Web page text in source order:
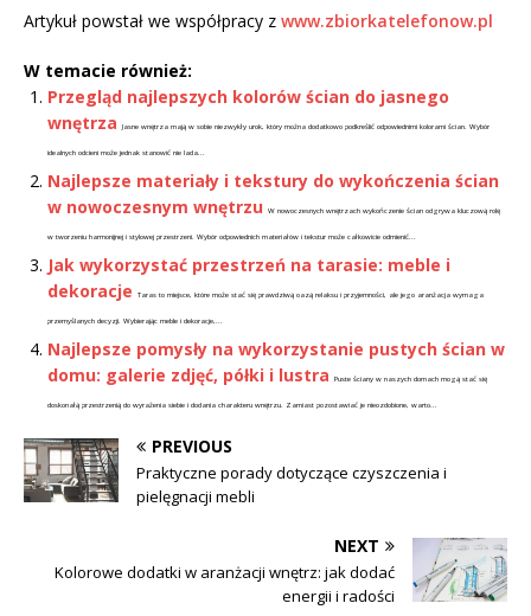
Artykuł powstał we współpracy z www.zbiorkatelefonow.pl
W temacie również:
Przegląd najlepszych kolorów ścian do jasnego
wnętrza
Jasne wnętrza mają w sobie niezwykły urok, który można dodatkowo podkreślić odpowiednimi kolorami ścian. Wybór
idealnych odcieni może jednak stanowić nie lada...
Najlepsze materiały i tekstury do wykończenia ścian
w nowoczesnym wnętrzu
W nowoczesnych wnętrzach wykończenie ścian odgrywa kluczową rolę
w tworzeniu harmonijnej i stylowej przestrzeni. Wybór odpowiednich materiałów i tekstur może całkowicie odmienić...
Jak wykorzystać przestrzeń na tarasie: meble i
dekoracje
Taras to miejsce, które może stać się prawdziwą oazą relaksu i przyjemności, ale jego aranżacja wymaga
przemyślanych decyzji. Wybierając meble i dekoracje,...
Najlepsze pomysły na wykorzystanie pustych ścian w
domu: galerie zdjęć, półki i lustra
Puste ściany w naszych domach mogą stać się
doskonałą przestrzenią do wyrażenia siebie i dodania charakteru wnętrzu. Zamiast pozostawiać je nieozdobione, warto...
PREVIOUS
Praktyczne porady dotyczące czyszczenia i
pielęgnacji mebli
NEXT
Kolorowe dodatki w aranżacji wnętrz: jak dodać
energii i radości